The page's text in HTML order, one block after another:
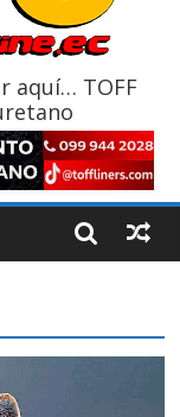
las rutas de La
aquí… TOFF